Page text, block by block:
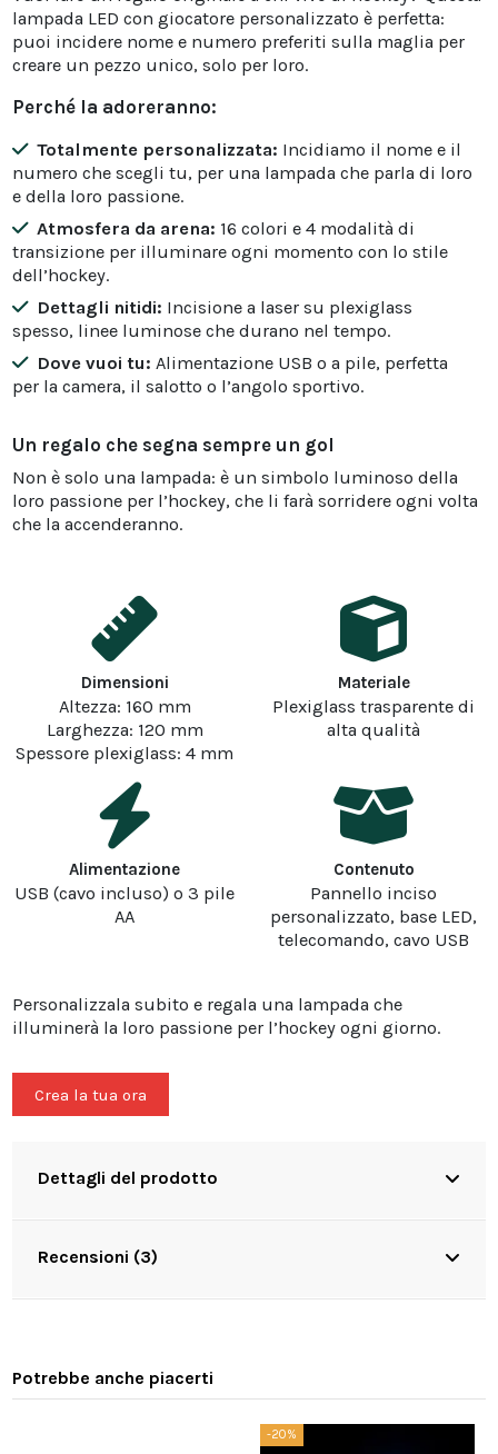
lampada LED con giocatore personalizzato è perfetta:
puoi incidere nome e numero preferiti sulla maglia per
creare un pezzo unico, solo per loro.
Perché la adoreranno:
Totalmente personalizzata: Incidiamo il nome e il
numero che scegli tu, per una lampada che parla di loro
e della loro passione.
Atmosfera da arena: 16 colori e 4 modalità di
transizione per illuminare ogni momento con lo stile
dell’hockey.
Dettagli nitidi: Incisione a laser su plexiglass
spesso, linee luminose che durano nel tempo.
Dove vuoi tu: Alimentazione USB o a pile, perfetta
per la camera, il salotto o l’angolo sportivo.
Un regalo che segna sempre un gol
Non è solo una lampada: è un simbolo luminoso della
loro passione per l’hockey, che li farà sorridere ogni volta
che la accenderanno.
Dimensioni
Altezza: 160 mm
Larghezza: 120 mm
Spessore plexiglass: 4 mm
Materiale
Plexiglass trasparente di
alta qualità
Alimentazione
USB (cavo incluso) o 3 pile
AA
Contenuto
Pannello inciso
personalizzato, base LED,
telecomando, cavo USB
Personalizzala subito e regala una lampada che
illuminerà la loro passione per l’hockey ogni giorno.
Crea la tua ora
Dettagli del prodotto
Recensioni (3)
Potrebbe anche piacerti
-20%